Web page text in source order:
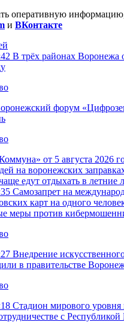
оперативную
и ВКонтакте
В трёх районах Воронежа
форум
от 5 августа 2026
на воронежских
едут отдыхать в летние
Самозапрет на
карт на одного
меры против
Внедрение
в правительстве
Стадион мирового уровня
с Республикой